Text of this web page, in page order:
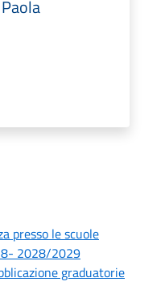
presso le scuole
2028/2029
graduatorie